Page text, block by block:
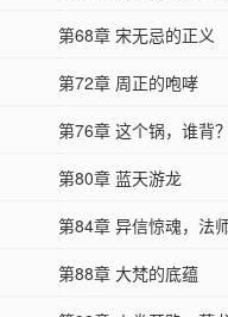
第68章 宋无忌的正义
第72章 周正的咆哮
第76章 这个锅，谁背？
第80章 蓝天游龙
第84章 异信惊魂，法
第88章 大梵的底蕴